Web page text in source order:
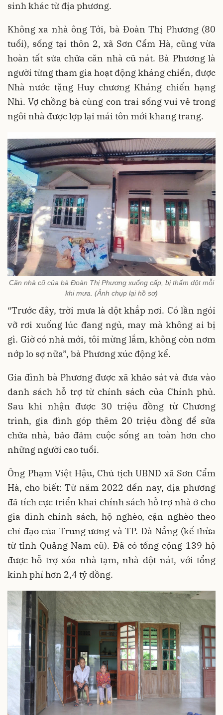
sinh khác từ địa phương.
Không xa nhà ông Tới, bà Đoàn Thị Phương (80
tuổi), sống tại thôn 2, xã Sơn Cẩm Hà, cũng vừa
hoàn tất sửa chữa căn nhà cũ nát. Bà Phương là
người từng tham gia hoạt động kháng chiến, được
Nhà nước tặng Huy chương Kháng chiến hạng
Nhì. Vợ chồng bà cùng con trai sống vui vẻ trong
ngôi nhà được lợp lại mái tôn mới khang trang.
Căn nhà cũ của bà Đoàn Thị Phương xuống cấp, bị thấm dột mỗi
khi mưa. (Ảnh chụp lại hồ sơ)
“Trước đây, trời mưa là dột khắp nơi. Có lần ngói
vỡ rơi xuống lúc đang ngủ, may mà không ai bị
gì. Giờ có nhà mới, tôi mừng lắm, không còn nơm
nớp lo sợ nữa”, bà Phương xúc động kể.
Gia đình bà Phương được xã khảo sát và đưa vào
danh sách hỗ trợ từ chính sách của Chính phủ.
Sau khi nhận được 30 triệu đồng từ Chương
trình, gia đình góp thêm 20 triệu đồng để sửa
chữa nhà, bảo đảm cuộc sống an toàn hơn cho
những người cao tuổi.
Ông Phạm Việt Hậu, Chủ tịch UBND xã Sơn Cẩm
Hà, cho biết: Từ năm 2022 đến nay, địa phương
đã tích cực triển khai chính sách hỗ trợ nhà ở cho
gia đình chính sách, hộ nghèo, cận nghèo theo
chỉ đạo của Trung ương và TP. Đà Nẵng (kế thừa
từ tỉnh Quảng Nam cũ). Đã có tổng cộng 139 hộ
được hỗ trợ xóa nhà tạm, nhà dột nát, với tổng
kinh phí hơn 2,4 tỷ đồng.